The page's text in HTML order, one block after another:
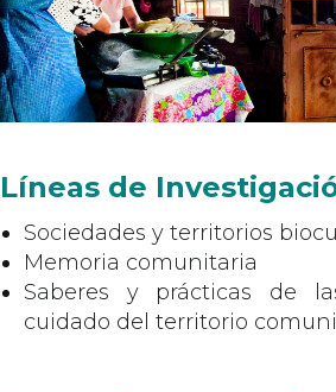
Líneas de
Sociedades y territorios
Memoria comunitaria
Saberes y prácticas de
cuidado del territorio